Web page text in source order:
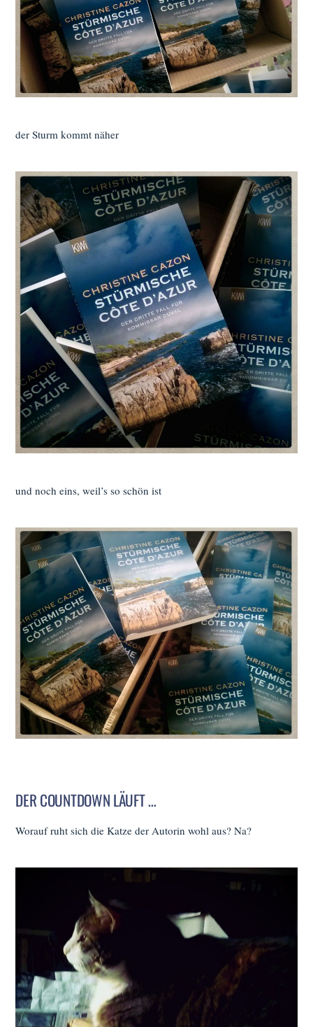
der Sturm kommt näher
und noch eins, weil’s so schön ist
DER COUNTDOWN LÄUFT …
Worauf ruht sich die Katze der Autorin wohl aus? Na?